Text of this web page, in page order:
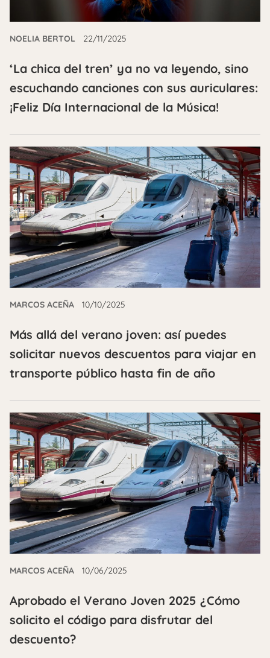
NOELIA BERTOL 22/11/2025
‘La chica del tren’ ya no va leyendo, sino
escuchando canciones con sus auriculares:
¡Feliz Día Internacional de la Música!
MARCOS ACEÑA 10/10/2025
Más allá del verano joven: así puedes
solicitar nuevos descuentos para viajar en
transporte público hasta fin de año
MARCOS ACEÑA 10/06/2025
Aprobado el Verano Joven 2025 ¿Cómo
solicito el código para disfrutar del
descuento?